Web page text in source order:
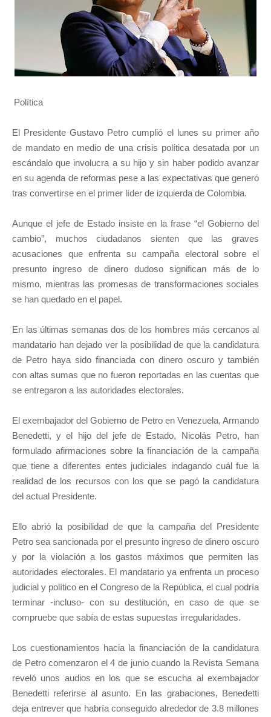
Política
El Presidente Gustavo Petro cumplió el lunes su primer año
de mandato en medio de una crisis política desatada por un
escándalo que involucra a su hijo y sin haber podido avanzar
en su agenda de reformas pese a las expectativas que generó
tras convertirse en el primer líder de izquierda de Colombia.
Aunque el jefe de Estado insiste en la frase “el Gobierno del
cambio”, muchos ciudadanos sienten que las graves
acusaciones que enfrenta su campaña electoral sobre el
presunto ingreso de dinero dudoso significan más de lo
mismo, mientras las promesas de transformaciones sociales
se han quedado en el papel.
En las últimas semanas dos de los hombres más cercanos al
mandatario han dejado ver la posibilidad de que la candidatura
de Petro haya sido financiada con dinero oscuro y también
con altas sumas que no fueron reportadas en las cuentas que
se entregaron a las autoridades electorales.
El exembajador del Gobierno de Petro en Venezuela, Armando
Benedetti, y el hijo del jefe de Estado, Nicolás Petro, han
formulado afirmaciones sobre la financiación de la campaña
que tiene a diferentes entes judiciales indagando cuál fue la
realidad de los recursos con los que se pagó la candidatura
del actual Presidente.
Ello abrió la posibilidad de que la campaña del Presidente
Petro sea sancionada por el presunto ingreso de dinero oscuro
y por la violación a los gastos máximos que permiten las
autoridades electorales. El mandatario ya enfrenta un proceso
judicial y político en el Congreso de la República, el cual podría
terminar -incluso- con su destitución, en caso de que se
compruebe que sabía de estas supuestas irregularidades.
Los cuestionamientos hacia la financiación de la candidatura
de Petro comenzaron el 4 de junio cuando la Revista Semana
reveló unos audios en los que se escucha al exembajador
Benedetti referirse al asunto. En las grabaciones, Benedetti
deja entrever que habría conseguido alrededor de 3.8 millones